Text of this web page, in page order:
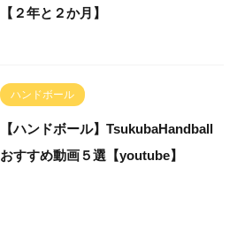
【２年と２か月】
ハンドボール
【ハンドボール】TsukubaHandball
おすすめ動画５選【youtube】